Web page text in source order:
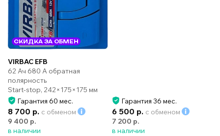
СКИДКА ЗА ОБМЕН
VIRBAC EFB
62 Ач 680 А обратная
полярность
Start-stop, 242×175×175 мм
Гарантия 60 мес.
8 700 р. с обменом
9 400 р.
в наличии
Гарантия 36 мес.
6 500 р. с обменом
7 200 р.
в наличии